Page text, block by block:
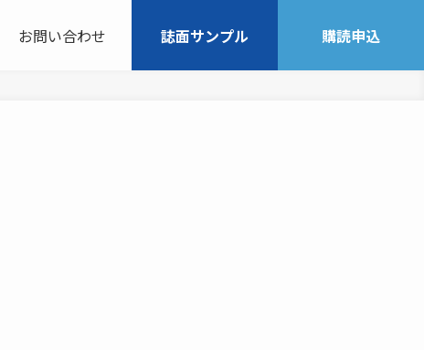
お問い合わせ 誌面サンプル 購読申込